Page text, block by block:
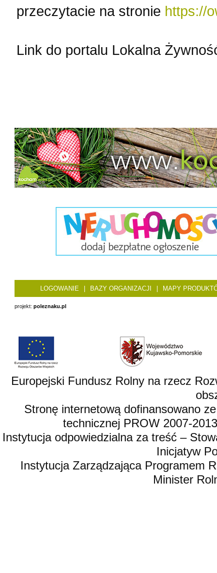
przeczytacie na stronie https://
Link do portalu Lokalna
LOGOWANIE BAZY ORGANIZACJI MAPY
projekt: poleznaku.pl
Europejski Fundusz Rolny na rzecz
Stronę internetową dofinansowano
technicznej PROW 2007-
Instytucja odpowiedzialna za treść –
Inicjatyw
Instytucja Zarządzająca Programem
Minister